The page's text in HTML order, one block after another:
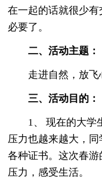
在一起的话就很少
必要了。
二、活动主题：
走进自然，放
三、活动目的：
1、 现在的大学
压力也越来越大，
各种证书。这次春
压力，感受生活。